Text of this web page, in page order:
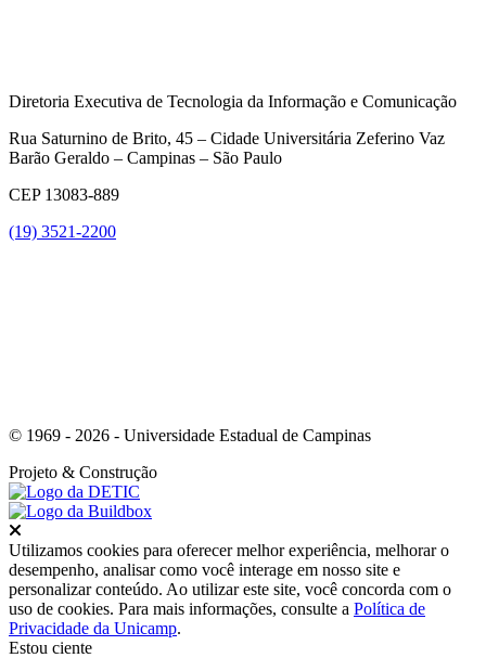
Diretoria Executiva de Tecnologia da Informação e Comunicação
Rua Saturnino de Brito, 45 – Cidade Universitária Zeferino Vaz
Barão Geraldo – Campinas – São Paulo
CEP 13083-889
(19) 3521-2200
© 1969 - 2026 - Universidade Estadual de Campinas
Projeto & Construção
Utilizamos cookies para oferecer melhor experiência, melhorar o
desempenho, analisar como você interage em nosso site e
personalizar conteúdo. Ao utilizar este site, você concorda com o
uso de cookies. Para mais informações, consulte a Política de
Privacidade da Unicamp.
Estou ciente